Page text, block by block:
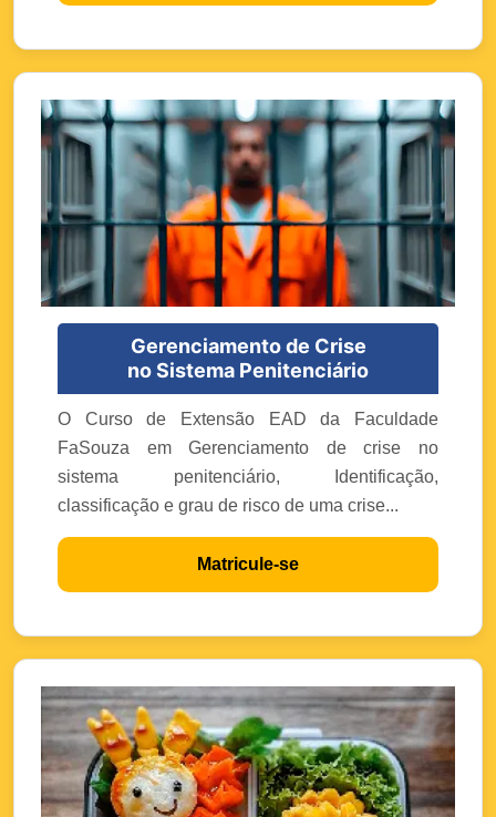
Gerenciamento de Crise
no Sistema Penitenciário
O Curso de Extensão EAD da Faculdade
FaSouza em Gerenciamento de crise no
sistema penitenciário, Identificação,
classificação e grau de risco de uma crise...
Matricule-se